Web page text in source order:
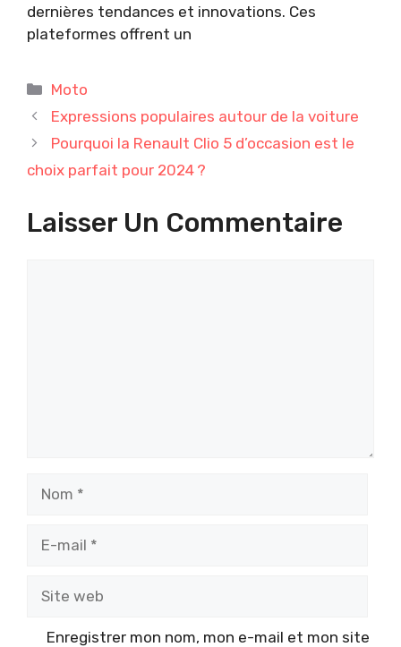
dernières tendances et innovations. Ces
plateformes offrent un
Catégories
Moto
Expressions populaires autour de la voiture
Pourquoi la Renault Clio 5 d’occasion est le
choix parfait pour 2024 ?
Laisser Un Commentaire
mail
web
Enregistrer mon nom, mon e-mail et mon site